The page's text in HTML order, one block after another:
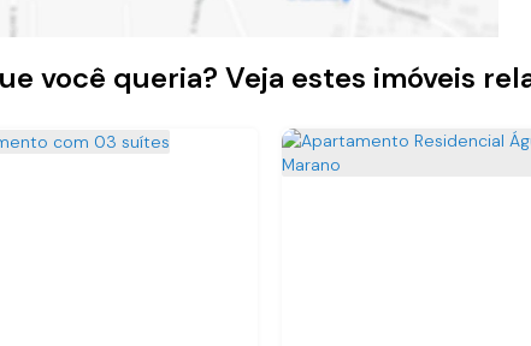
você queria? Veja estes imóveis